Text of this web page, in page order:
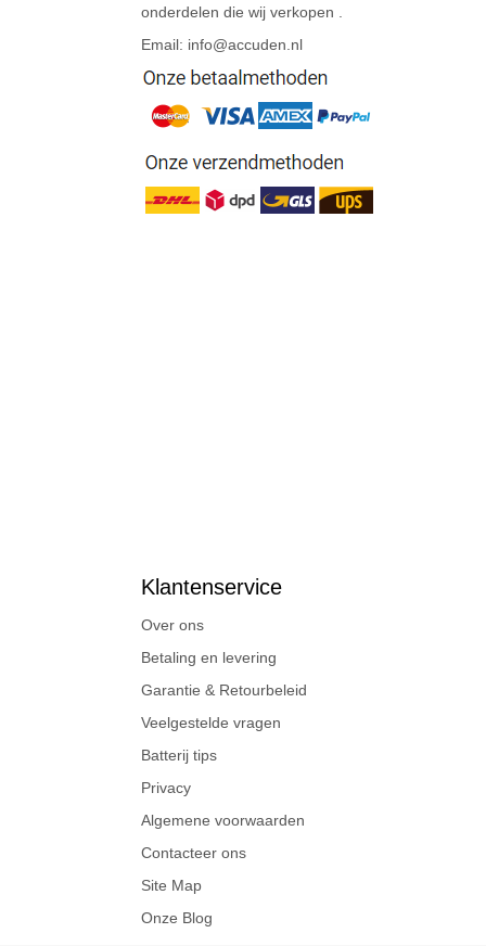
onderdelen die wij verkopen .
Email: info@accuden.nl
Klantenservice
Over ons
Betaling en levering
Garantie & Retourbeleid
Veelgestelde vragen
Batterij tips
Privacy
Algemene voorwaarden
Contacteer ons
Site Map
Onze Blog